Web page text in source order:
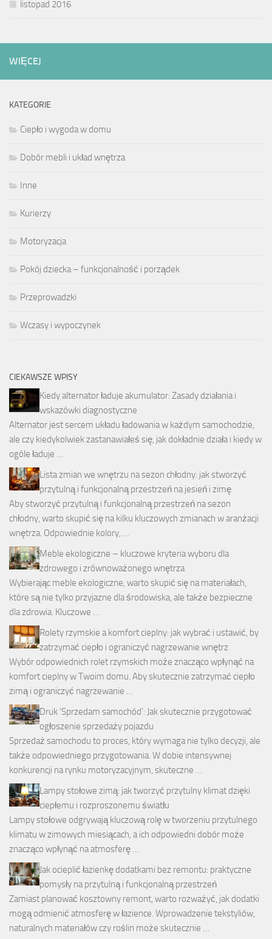
listopad 2016
WIĘCEJ
KATEGORIE
Ciepło i wygoda w domu
Dobór mebli i układ wnętrza
Inne
Kurierzy
Motoryzacja
Pokój dziecka – funkcjonalność i porządek
Przeprowadzki
Wczasy i wypoczynek
CIEKAWSZE WPISY
Kiedy alternator ładuje akumulator: Zasady działania i
wskazówki diagnostyczne
Alternator jest sercem układu ładowania w każdym samochodzie,
ale czy kiedykolwiek zastanawiałeś się, jak dokładnie działa i kiedy w
ogóle ładuje …
Lista zmian we wnętrzu na sezon chłodny: jak stworzyć
przytulną i funkcjonalną przestrzeń na jesień i zimę
Aby stworzyć przytulną i funkcjonalną przestrzeń na sezon
chłodny, warto skupić się na kilku kluczowych zmianach w aranżacji
wnętrza. Odpowiednie kolory, …
Meble ekologiczne – kluczowe kryteria wyboru dla
zdrowego i zrównoważonego wnętrza
Wybierając meble ekologiczne, warto skupić się na materiałach,
które są nie tylko przyjazne dla środowiska, ale także bezpieczne
dla zdrowia. Kluczowe …
Rolety rzymskie a komfort cieplny: jak wybrać i ustawić, by
zatrzymać ciepło i ograniczyć nagrzewanie wnętrz
Wybór odpowiednich rolet rzymskich może znacząco wpłynąć na
komfort cieplny w Twoim domu. Aby skutecznie zatrzymać ciepło
zimą i ograniczyć nagrzewanie …
Druk 'Sprzedam samochód’: Jak skutecznie przygotować
ogłoszenie sprzedaży pojazdu
Sprzedaż samochodu to proces, który wymaga nie tylko decyzji, ale
także odpowiedniego przygotowania. W dobie intensywnej
konkurencji na rynku motoryzacyjnym, skuteczne …
Lampy stołowe zimą: jak tworzyć przytulny klimat dzięki
ciepłemu i rozproszonemu światłu
Lampy stołowe odgrywają kluczową rolę w tworzeniu przytulnego
klimatu w zimowych miesiącach, a ich odpowiedni dobór może
znacząco wpłynąć na atmosferę …
Jak ocieplić łazienkę dodatkami bez remontu: praktyczne
pomysły na przytulną i funkcjonalną przestrzeń
Zamiast planować kosztowny remont, warto rozważyć, jak dodatki
mogą odmienić atmosferę w łazience. Wprowadzenie tekstyliów,
naturalnych materiałów czy roślin może skutecznie …